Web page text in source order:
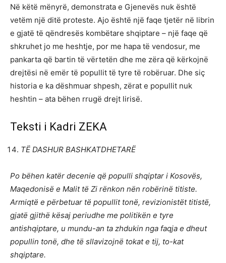
Në këtë mënyrë, demonstrata e Gjenevës nuk është
vetëm një ditë proteste. Ajo është një faqe tjetër në librin
e gjatë të qëndresës kombëtare shqiptare – një faqe që
shkruhet jo me heshtje, por me hapa të vendosur, me
pankarta që bartin të vërtetën dhe me zëra që kërkojnë
drejtësi në emër të popullit të tyre të robëruar. Dhe siç
historia e ka dëshmuar shpesh, zërat e popullit nuk
heshtin – ata bëhen rrugë drejt lirisë.
Teksti i Kadri ZEKA
TË DASHUR BASHKATDHETARË
Po bëhen katër decenie që populli shqiptar i Kosovës,
Maqedonisë e Malit të Zi rënkon nën robërinë titiste.
Armiqtë e përbetuar të popullit tonë, revizionistët titistë,
gjatë gjithë kësaj periudhe me politikën e tyre
antishqiptare, u mundu-an ta zhdukin nga faqja e dheut
popullin tonë, dhe të sllavizojnë tokat e tij, to-kat
shqiptare.